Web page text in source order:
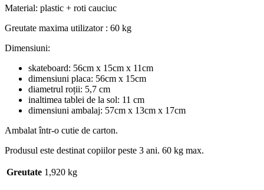
Material: plastic + roti cauciuc
Greutate maxima utilizator : 60 kg
Dimensiuni:
skateboard: 56cm x 15cm x 11cm
dimensiuni placa: 56cm x 15cm
diametrul roții: 5,7 cm
inaltimea tablei de la sol: 11 cm
dimensiuni ambalaj: 57cm x 13cm x 17cm
Ambalat într-o cutie de carton.
Produsul este destinat copiilor peste 3 ani. 60 kg max.
Greutate 1,920 kg